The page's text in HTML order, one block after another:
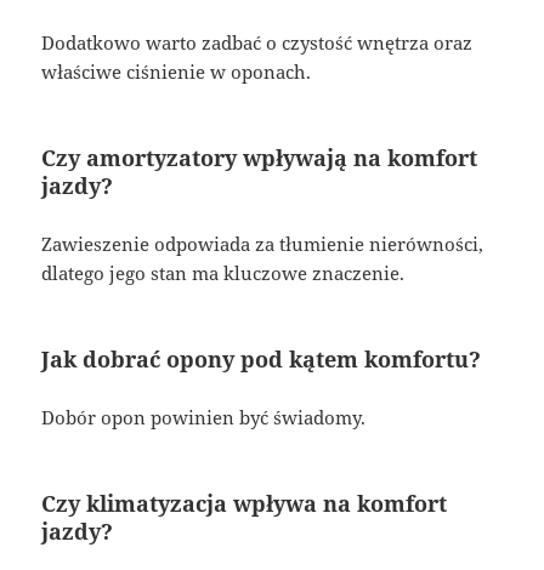
Dodatkowo warto zadbać o czystość wnętrza oraz
właściwe ciśnienie w oponach.
Czy amortyzatory wpływają na komfort
jazdy?
Zawieszenie odpowiada za tłumienie nierówności,
dlatego jego stan ma kluczowe znaczenie.
Jak dobrać opony pod kątem komfortu?
Dobór opon powinien być świadomy.
Czy klimatyzacja wpływa na komfort
jazdy?